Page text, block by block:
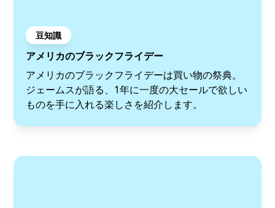
豆知識
アメリカのブラックフライデー
アメリカのブラックフライデーは買い物の祭典。
ジェームスが語る、1年に一度の大セールで欲しい
ものを手に入れる楽しさを紹介します。